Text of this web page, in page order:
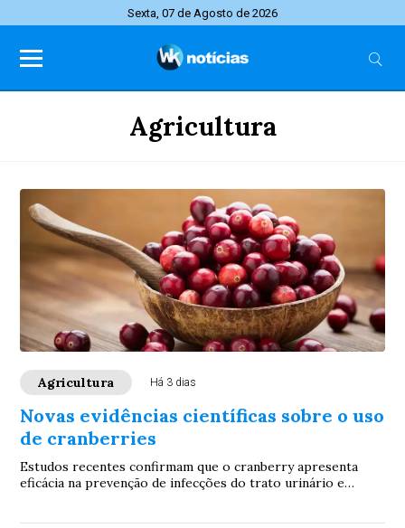
Sexta, 07 de Agosto de 2026
Agricultura
Agricultura Há 3 dias
Novas evidências científicas sobre o uso
de cranberries
Estudos recentes confirmam que o cranberry apresenta
eficácia na prevenção de infecções do trato urinário e